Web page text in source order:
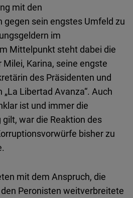
mit den
sein engstes Umfeld zu
im
Mittelpunkt steht dabei die
Karina, seine engste
des Präsidenten und
Libertad Avanza“. Auch
ist und immer die
war die Reaktion des
bisher zu
mit dem Anspruch, die
den Peronisten weitverbreitete